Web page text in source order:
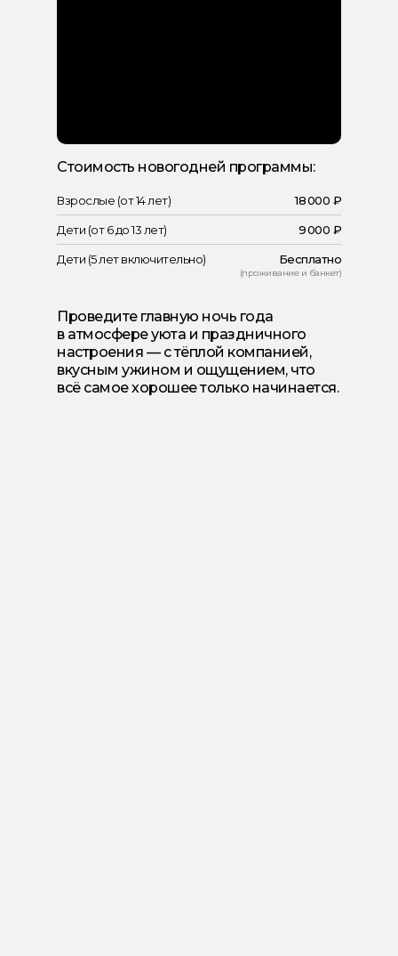
Проведите главную ночь года
в атмосфере уюта и праздничного
настроения — с тёплой компанией,
вкусным ужином и ощущением, что
всё самое хорошее только начинается.
Бесплатно
(проживание и банкет)
9 000 ₽
18 000 ₽
Дети (5 лет включительно)
Дети (от 6 до 13 лет)
Взрослые (от 14 лет)
Стоимость новогодней программы: